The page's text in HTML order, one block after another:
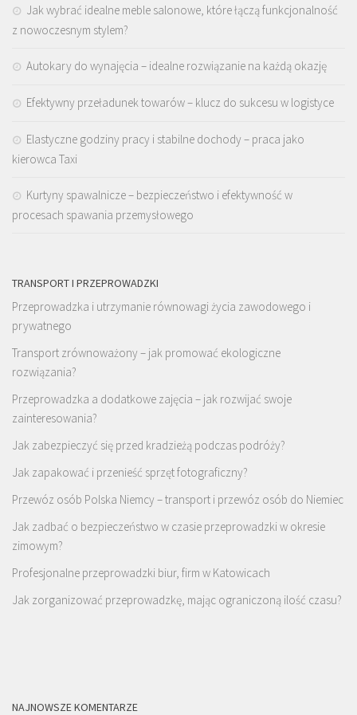
Jak wybrać idealne meble salonowe, które łączą funkcjonalność
z nowoczesnym stylem?
Autokary do wynajęcia – idealne rozwiązanie na każdą okazję
Efektywny przeładunek towarów – klucz do sukcesu w logistyce
Elastyczne godziny pracy i stabilne dochody – praca jako
kierowca Taxi
Kurtyny spawalnicze – bezpieczeństwo i efektywność w
procesach spawania przemysłowego
TRANSPORT I PRZEPROWADZKI
Przeprowadzka i utrzymanie równowagi życia zawodowego i
prywatnego
Transport zrównoważony – jak promować ekologiczne
rozwiązania?
Przeprowadzka a dodatkowe zajęcia – jak rozwijać swoje
zainteresowania?
Jak zabezpieczyć się przed kradzieżą podczas podróży?
Jak zapakować i przenieść sprzęt fotograficzny?
Przewóz osób Polska Niemcy – transport i przewóz osób do Niemiec
Jak zadbać o bezpieczeństwo w czasie przeprowadzki w okresie
zimowym?
Profesjonalne przeprowadzki biur, firm w Katowicach
Jak zorganizować przeprowadzkę, mając ograniczoną ilość czasu?
NAJNOWSZE KOMENTARZE